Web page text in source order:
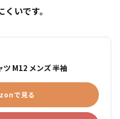
いです。
ツ M12 メンズ 半袖
で見る